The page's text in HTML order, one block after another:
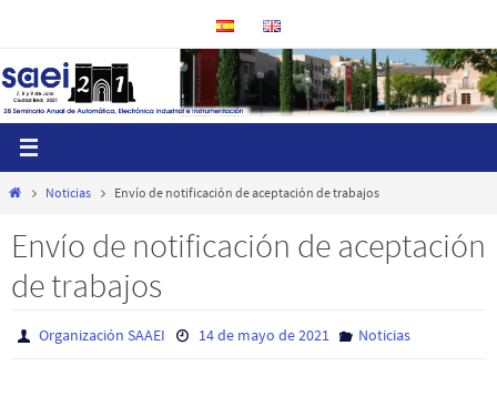
contenido
InicioNoticias Envío de notificación de aceptación de trabajos
Envío de notificación de aceptación
de trabajos
Organización SAAEI 14 de mayo de 2021 Noticias